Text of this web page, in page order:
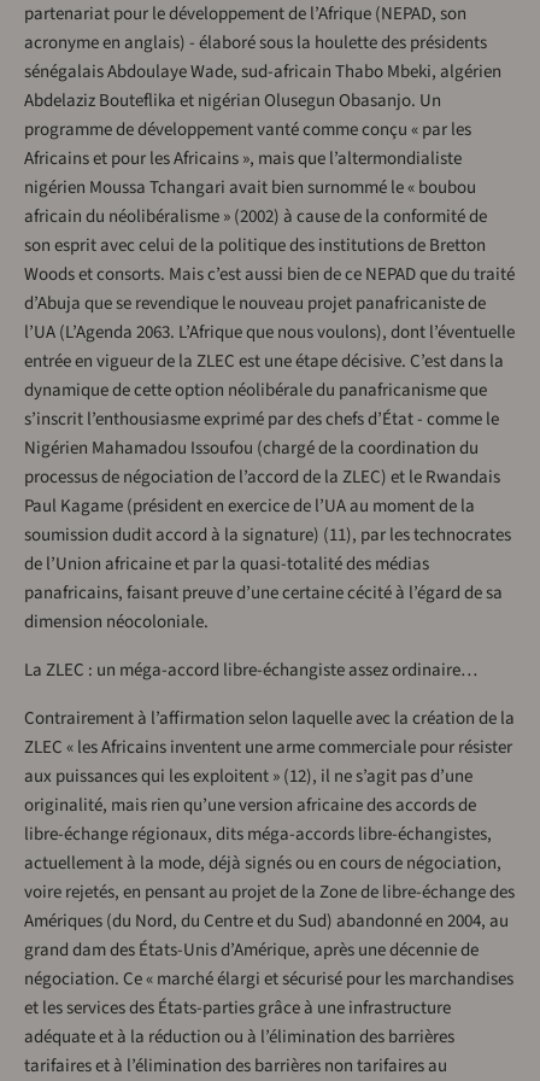
partenariat pour le développement de l’Afrique (NEPAD, son
acronyme en anglais) - élaboré sous la houlette des présidents
sénégalais Abdoulaye Wade, sud-africain Thabo Mbeki, algérien
Abdelaziz Bouteflika et nigérian Olusegun Obasanjo. Un
programme de développement vanté comme conçu « par les
Africains et pour les Africains », mais que l’altermondialiste
nigérien Moussa Tchangari avait bien surnommé le « boubou
africain du néolibéralisme » (2002) à cause de la conformité de
son esprit avec celui de la politique des institutions de Bretton
Woods et consorts. Mais c’est aussi bien de ce NEPAD que du traité
d’Abuja que se revendique le nouveau projet panafricaniste de
l’UA (L’Agenda 2063. L’Afrique que nous voulons), dont l’éventuelle
entrée en vigueur de la ZLEC est une étape décisive. C’est dans la
dynamique de cette option néolibérale du panafricanisme que
s’inscrit l’enthousiasme exprimé par des chefs d’État - comme le
Nigérien Mahamadou Issoufou (chargé de la coordination du
processus de négociation de l’accord de la ZLEC) et le Rwandais
Paul Kagame (président en exercice de l’UA au moment de la
soumission dudit accord à la signature) (11), par les technocrates
de l’Union africaine et par la quasi-totalité des médias
panafricains, faisant preuve d’une certaine cécité à l’égard de sa
dimension néocoloniale.
La ZLEC : un méga-accord libre-échangiste assez ordinaire…
Contrairement à l’affirmation selon laquelle avec la création de la
ZLEC « les Africains inventent une arme commerciale pour résister
aux puissances qui les exploitent » (12), il ne s’agit pas d’une
originalité, mais rien qu’une version africaine des accords de
libre-échange régionaux, dits méga-accords libre-échangistes,
actuellement à la mode, déjà signés ou en cours de négociation,
voire rejetés, en pensant au projet de la Zone de libre-échange des
Amériques (du Nord, du Centre et du Sud) abandonné en 2004, au
grand dam des États-Unis d’Amérique, après une décennie de
négociation. Ce « marché élargi et sécurisé pour les marchandises
et les services des États-parties grâce à une infrastructure
adéquate et à la réduction ou à l’élimination des barrières
tarifaires et à l’élimination des barrières non tarifaires au